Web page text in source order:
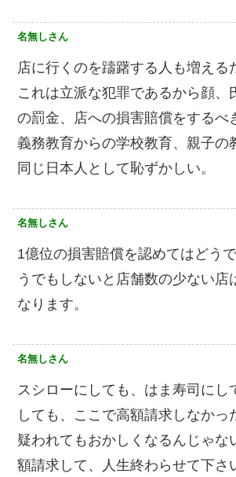
名無しさん
店に行くのを躊躇する人も増える
これは立派な犯罪であるから顔、
の罰金、店への損害賠償をするべ
義務教育からの学校教育、親子の
同じ日本人として恥ずかしい。
名無しさん
1億位の損害賠償を認めてはどう
うでもしないと店舗数の少ない店
なります。
名無しさん
スシローにしても、はま寿司にし
しても、ここで高額請求しなかっ
疑われてもおかしくなるんじゃな
額請求して、人生終わらせて下さ